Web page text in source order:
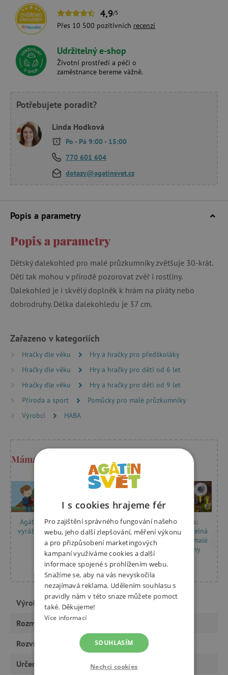
4,9/5
Přes 10 500 pozitivních recenzí
Udržitelný e-shop
Životní prostředí a péči o
zaměstnance bereme vážně.
Potřebujete poradit?
Linda Hodková
Po - Pá 9:00 - 15:00
770 601 604
dotazy@agatinsvet.cz
Popis a parametry
Popis a parametry
Dětský dalekohled pro malé průzkumníky zvětšuje 30-krát.
Děti tak mohou v přírodě pozorovat zvěř i rostliny.
Dalekohled je i skvělý doplněk k hrám na piráty nebo
dobrodruhy. Délka dalekohledu je 37 cm.
Zařazeno v kategoriích
Hračky dle věku
Hry a hračky pro předškoláky
Hračky dle věku
Hry a hračky pro děti od 6 let
Hračky dle věku
Hry a hračky pro děti od 9 let
Příroda a sport
Pomůcky pro malé průzkumníky
Výrobci
HABA
Máma Kristýna radí
Agáta a Matěj
vyrážejí do hor
Pažravo.sk:
Příroda kolem
nás je tím
nejzajímavějším
hřištěm
Terra Kids:
Nepostradatelná
výbava pro malé
dobrodruhy
Výrobce
Rozměry
Rozvíjí smysly, vědomosti
Určeno pro holku, kluka
I s cookies hrajeme fér
Pro zajištění správného fungování našeho
webu, jeho další zlepšování, měření výkonu
a pro přizpůsobení marketingových
kampaní využíváme cookies a další
informace spojené s prohlížením webu.
Snažíme se, aby na vás nevyskočila
nezajímavá reklama. Udělením souhlasu s
pravidly nám v této snaze můžete pomoct
také. Děkujeme!
Více informací
SOUHLASÍM
Nechci cookies